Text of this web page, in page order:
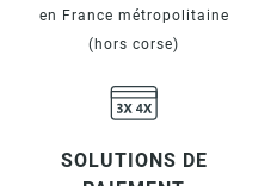
en France métropolitaine
(hors corse)
SOLUTIONS DE